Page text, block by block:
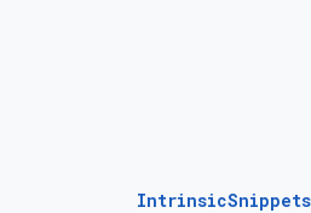
IntrinsicSnippets